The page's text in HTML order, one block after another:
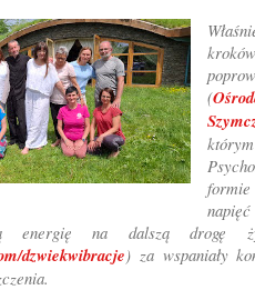
(
formie
energię na dalszą drogę
dzwiekwibracje) za wspaniały